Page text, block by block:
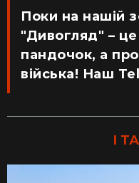
Поки на нашій
"Дивогляд" – це
пандочок, а
війська! Наш
І